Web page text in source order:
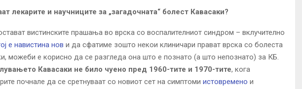
лекарите и научниците за „загадочната“ болест Кавасаки?
вистинските прашања во врска со воспалителниот синдром – вклучително
е навистина нов и да сфатиме зошто некои клиничари прават врска со болеста
можеби е корисно да се разгледа она што е познато (а што непознато) за КБ.
Кавасаки не било чуено пред 1960-тите и 1970-тите, кога
почнале да се сретнуваат со новиот сет на симптоми истовремено и